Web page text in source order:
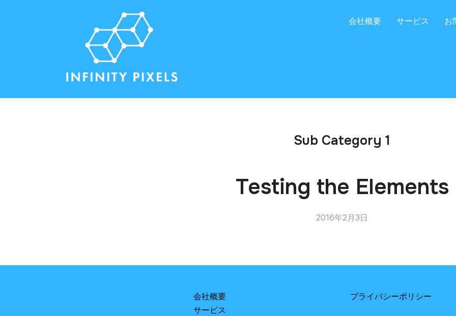
会社概要 サービス お
Sub Category 1
Testing the Elements
2016年2月3日
会社概要
サービス
プライバシーポリシー